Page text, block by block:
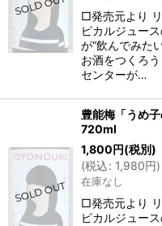
□発売元より
ピカルジュー
が“飲んでみた
お酒をつくろ
センターが…
豊能梅「うめ
720ml
1,800円(税別)
(税込: 1,980円)
在庫なし
□発売元より
ピカルジュー